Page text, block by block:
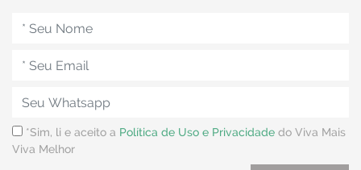
*Sim, li e aceito a Política de Uso e Privacidade do Viva Mais
Viva Melhor